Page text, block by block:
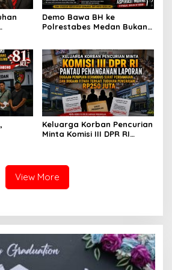
DPR
Demo Bawa BH ke
Polrestabes Medan Bukan
dan Rasa Kecewa
Lambatnya Penanganan
Pekara di Polrestabes
Medan
Keluarga Korban Pencurian
Minta Komisi III DPR RI
Perdamaian dan Dugaan
Fitnah Terkait Tuduhan
Pemerasan Rp250 Juta
View More